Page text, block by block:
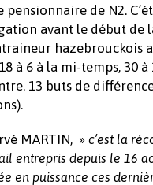
pensionnaire de N2.
avant le début de
hazebrouckois
à 6 à la mi-temps, 30
13 buts de
MARTIN, » c’est la
entrepris depuis le 16
en puissance ces